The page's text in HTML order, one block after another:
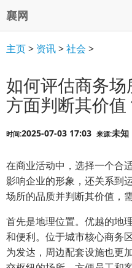
襄网
主页> 资讯>社会 >
如何评估商务
方面判断其价值
时间:2025-07-03 17:03 来源:未知
在商业活动中，选择一个合
影响企业的形象，还关系到
场所的品质并判断其价值，
首先是地理位置。优越的地
和便利。位于城市核心商务
为发达，周边配套设施也更